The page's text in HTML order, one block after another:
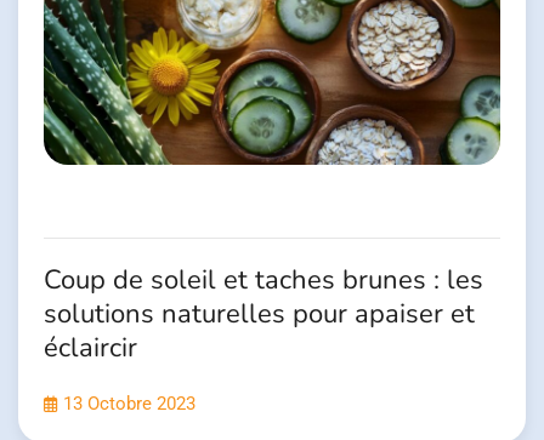
Coup de soleil et taches brunes : les
solutions naturelles pour apaiser et
éclaircir
13 Octobre 2023